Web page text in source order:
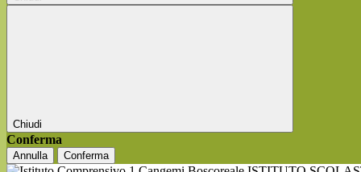
Chiudi
Conferma
Annulla Conferma